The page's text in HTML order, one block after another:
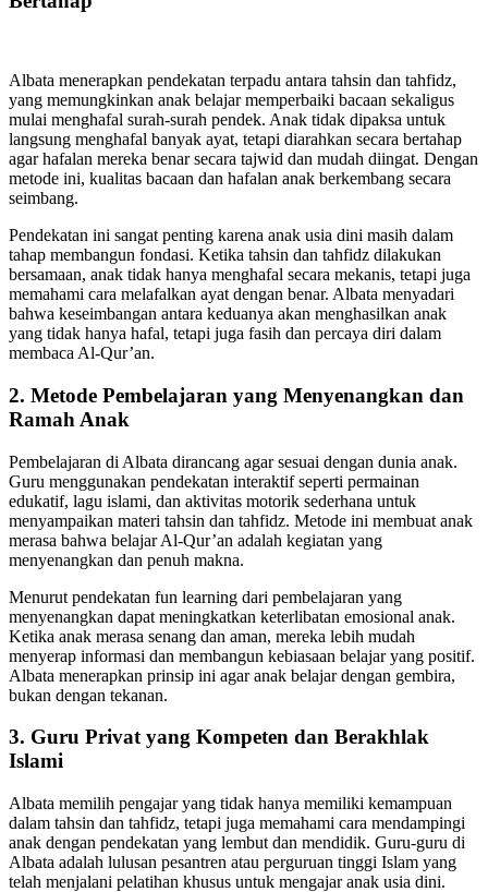
Albata menerapkan pendekatan terpadu antara tahsin dan tahfidz,
yang memungkinkan anak belajar memperbaiki bacaan sekaligus
mulai menghafal surah-surah pendek. Anak tidak dipaksa untuk
langsung menghafal banyak ayat, tetapi diarahkan secara bertahap
agar hafalan mereka benar secara tajwid dan mudah diingat. Dengan
metode ini, kualitas bacaan dan hafalan anak berkembang secara
seimbang.
Pendekatan ini sangat penting karena anak usia dini masih dalam
tahap membangun fondasi. Ketika tahsin dan tahfidz dilakukan
bersamaan, anak tidak hanya menghafal secara mekanis, tetapi juga
memahami cara melafalkan ayat dengan benar. Albata menyadari
bahwa keseimbangan antara keduanya akan menghasilkan anak
yang tidak hanya hafal, tetapi juga fasih dan percaya diri dalam
membaca Al-Qur’an.
2. Metode Pembelajaran yang Menyenangkan dan
Ramah Anak
Pembelajaran di Albata dirancang agar sesuai dengan dunia anak.
Guru menggunakan pendekatan interaktif seperti permainan
edukatif, lagu islami, dan aktivitas motorik sederhana untuk
menyampaikan materi tahsin dan tahfidz. Metode ini membuat anak
merasa bahwa belajar Al-Qur’an adalah kegiatan yang
menyenangkan dan penuh makna.
Menurut pendekatan fun learning dari pembelajaran yang
menyenangkan dapat meningkatkan keterlibatan emosional anak.
Ketika anak merasa senang dan aman, mereka lebih mudah
menyerap informasi dan membangun kebiasaan belajar yang positif.
Albata menerapkan prinsip ini agar anak belajar dengan gembira,
bukan dengan tekanan.
3. Guru Privat yang Kompeten dan Berakhlak
Islami
Albata memilih pengajar yang tidak hanya memiliki kemampuan
dalam tahsin dan tahfidz, tetapi juga memahami cara mendampingi
anak dengan pendekatan yang lembut dan mendidik. Guru-guru di
Albata adalah lulusan pesantren atau perguruan tinggi Islam yang
telah menjalani pelatihan khusus untuk mengajar anak usia dini.